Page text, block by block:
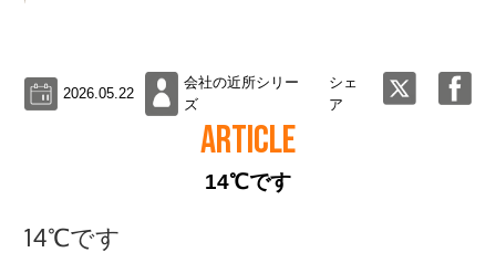
2026.05.22
会社の近所シリー
ズ
シェ
ア
ARTICLE
14℃です